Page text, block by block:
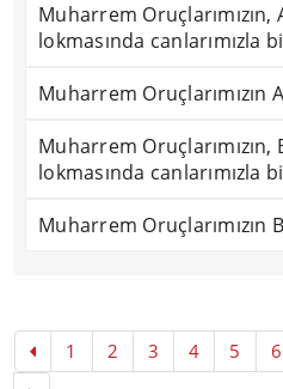
Muharrem Oruçlarımızın,
lokmasında canlarımızla
Muharrem Oruçlarımızın
Muharrem
lokmasında canlarımızla
Muharrem Oruçlarımızın
1 2 3 4 5 6